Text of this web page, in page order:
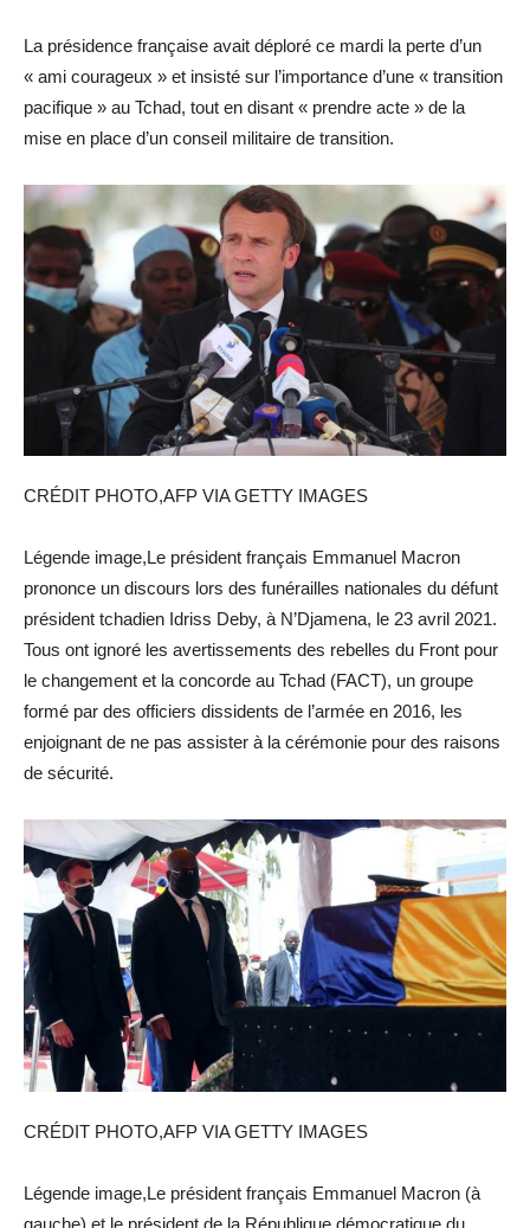
La présidence française avait déploré ce mardi la perte d’un
« ami courageux » et insisté sur l’importance d’une « transition
pacifique » au Tchad, tout en disant « prendre acte » de la
mise en place d’un conseil militaire de transition.
CRÉDIT PHOTO,AFP VIA GETTY IMAGES
Légende image,Le président français Emmanuel Macron
prononce un discours lors des funérailles nationales du défunt
président tchadien Idriss Deby, à N’Djamena, le 23 avril 2021.
Tous ont ignoré les avertissements des rebelles du Front pour
le changement et la concorde au Tchad (FACT), un groupe
formé par des officiers dissidents de l’armée en 2016, les
enjoignant de ne pas assister à la cérémonie pour des raisons
de sécurité.
CRÉDIT PHOTO,AFP VIA GETTY IMAGES
Légende image,Le président français Emmanuel Macron (à
gauche) et le président de la République démocratique du